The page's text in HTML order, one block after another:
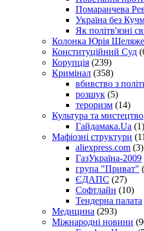
Помаранчева
Україна без
Як політв'язні
Колонка Юрія
Конституційний Суд
Корупція (239)
Кримінал (358)
вбивство з
розшук (5)
тероризм (14)
Культура та мистецтво
Гайдамака.Ua (1)
Мафіозні структури
aliexpress.com (3)
ГазУкраїна-2009
група "Приват"
ЄДАПС (27)
Софтлайн (10)
Тендерна палата
Медицина (293)
Міжнародні новини